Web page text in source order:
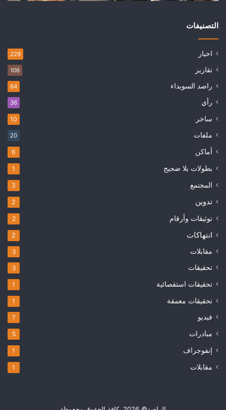
التصنيفات
اخبار 229
تقارير 106
راصد السويداء 64
رأي 36
ساخر 10
ملفات 20
أماكن 6
بطولات بلا ضجيج 1
المجتمع 3
تدوين 2
توثيقات وأرقام 2
انتهاكات 2
مقابلات 3
تحقيقات 3
تحقيقات استقصائية 1
تحقيقات معمقة 1
فيديو 7
مبادرات 5
إنفوجراف 1
مقابلات 1